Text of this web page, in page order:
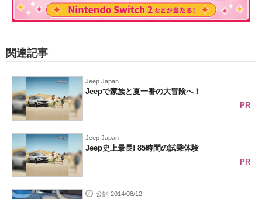
関連記事
Jeep Japan
Jeepで家族と夏一番の大冒険へ！
PR
Jeep Japan
Jeep史上最長! 85時間の試乗体験
PR
公開 2014/08/12